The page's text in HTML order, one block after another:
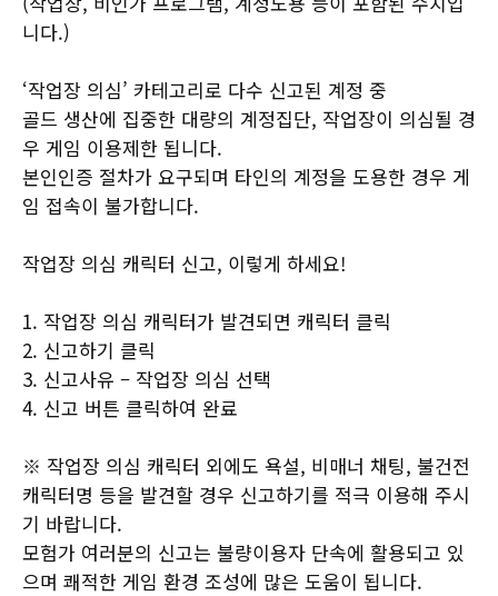
니다.)
‘작업장 의심’ 카테고리로 다수 신고된 계정 중
골드 생산에 집중한 대량의 계정집단, 작업장이 의심될 경
우 게임 이용제한 됩니다.
본인인증 절차가 요구되며 타인의 계정을 도용한 경우 게
임 접속이 불가합니다.
작업장 의심 캐릭터 신고, 이렇게 하세요!
1. 작업장 의심 캐릭터가 발견되면 캐릭터 클릭
2. 신고하기 클릭
3. 신고사유 – 작업장 의심 선택
4. 신고 버튼 클릭하여 완료
※ 작업장 의심 캐릭터 외에도 욕설, 비매너 채팅, 불건전
캐릭터명 등을 발견할 경우 신고하기를 적극 이용해 주시
기 바랍니다.
모험가 여러분의 신고는 불량이용자 단속에 활용되고 있
으며 쾌적한 게임 환경 조성에 많은 도움이 됩니다.